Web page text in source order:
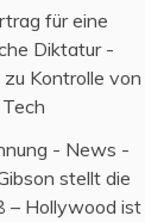
für eine
Diktatur -
zu Kontrolle von
- News -
stellt die
– Hollywood ist